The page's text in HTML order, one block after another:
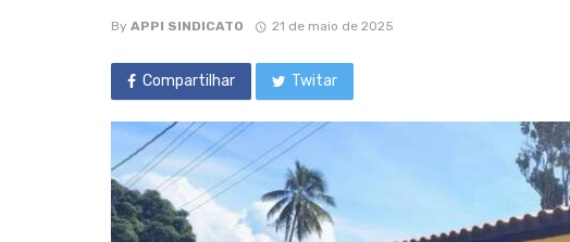
By APPI SINDICATO 21 de maio de 2025
Compartilhar Twitar